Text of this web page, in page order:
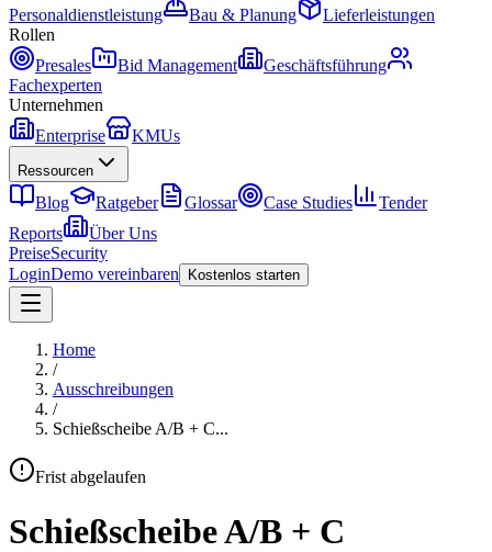
Personaldienstleistung
Bau & Planung
Lieferleistungen
Rollen
Presales
Bid Management
Geschäftsführung
Fachexperten
Unternehmen
Enterprise
KMUs
Ressourcen
Blog Ratgeber Glossar Case Studies
Tender
Reports
Über Uns
PreiseSecurity
LoginDemo vereinbaren Kostenlos starten
Home
/
Ausschreibungen
/
Schießscheibe A/B + C...
Frist abgelaufen
Schießscheibe A/B + C